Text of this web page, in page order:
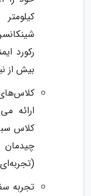
رکورد
بیش از
تجربه